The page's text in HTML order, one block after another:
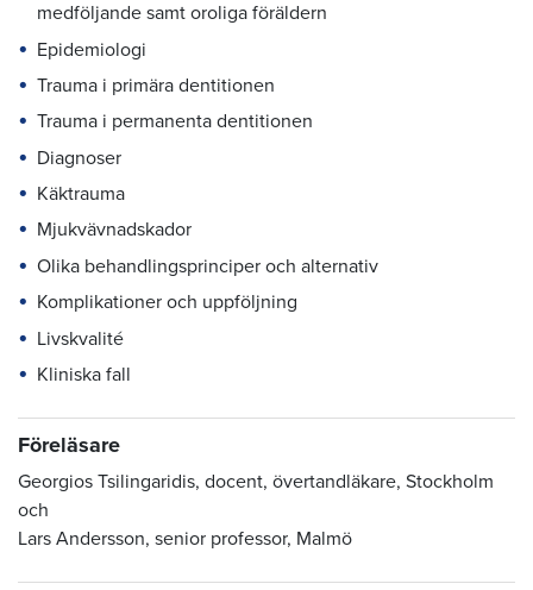
medföljande samt oroliga föräldern
Epidemiologi
Trauma i primära dentitionen
Trauma i permanenta dentitionen
Diagnoser
Käktrauma
Mjukvävnadskador
Olika behandlingsprinciper och alternativ
Komplikationer och uppföljning
Livskvalité
Kliniska fall
Föreläsare
Georgios Tsilingaridis, docent, övertandläkare, Stockholm
och
Lars Andersson, senior professor, Malmö